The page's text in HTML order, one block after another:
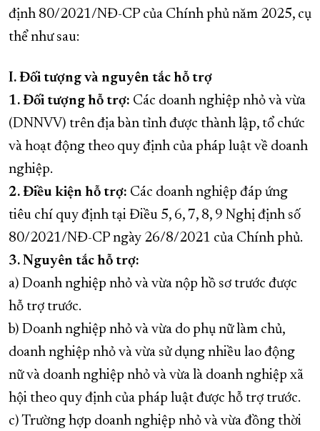
định 80/2021/NĐ-CP của Chính phủ năm 2025, cụ
thể như sau:
I. Đối tượng và nguyên tắc hỗ trợ
1. Đối tượng hỗ trợ: Các doanh nghiệp nhỏ và vừa
(DNNVV) trên địa bàn tỉnh được thành lập, tổ chức
và hoạt động theo quy định của pháp luật về doanh
nghiệp.
2. Điều kiện hỗ trợ: Các doanh nghiệp đáp ứng
tiêu chí quy định tại Điều 5, 6, 7, 8, 9 Nghị định số
80/2021/NĐ-CP ngày 26/8/2021 của Chính phủ.
3. Nguyên tắc hỗ trợ:
a) Doanh nghiệp nhỏ và vừa nộp hồ sơ trước được
hỗ trợ trước.
b) Doanh nghiệp nhỏ và vừa do phụ nữ làm chủ,
doanh nghiệp nhỏ và vừa sử dụng nhiều lao động
nữ và doanh nghiệp nhỏ và vừa là doanh nghiệp xã
hội theo quy định của pháp luật được hỗ trợ trước.
c) Trường hợp doanh nghiệp nhỏ và vừa đồng thời